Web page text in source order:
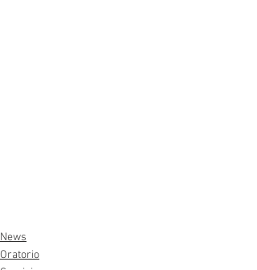
News
Oratorio